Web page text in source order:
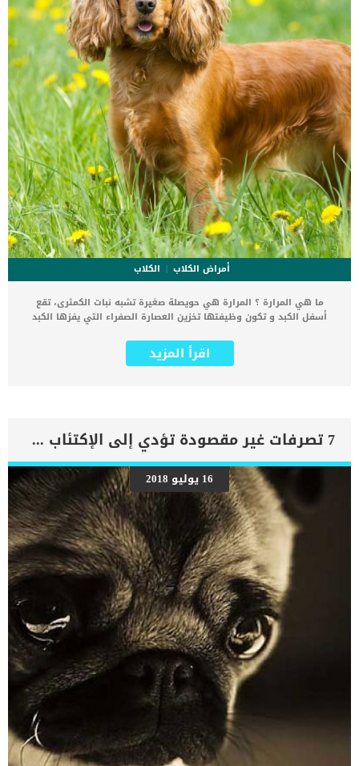
العلاج العشبى, واستخدمة تحت وصاية الطبيب […]
أمراض الكلاب
الكلاب
ما هي المرارة ؟ المرارة هي حويصلة صغيرة تشبه نبات الكمثرى، تقع
أسفل الكبد و تكون وظيفتها تخزين العصارة الصفراء التي يفزها الكبد
أو حصوات المرارة بشكل عام تسبب الانسداد في المرارة، وبالتالي تعيق
قدرة المرارة على تخزين العصارة الصفراوية بكفاءة كاملة. بالإضافة إلى
تكرار المشكلة في الكلاب من أي سلالة. أعراض حصوات المرارة عند
الكلاب مشاكل المرارة في الكلاب قد تكون أحيانا بدون أعراض تماما، لكن
في كثير من الأحيان تظهر بعض الأعراض والتي تكون كالتالي: الحمى
وارتفاع الحرارة. فقدان الشهية. القئ. الجفاف. ألم البطن. اصفرار الجلد.
كثرة التبول وكثرة العطش. التهاب الغشاء البريتوني Peritonitis. أسباب
حصوات المرارة في الكلاب الأسباب تتنوع بين سلالات الكلاب المختلفة،
فقد تكون الأسباب وراثية أو بسبب مشاكل في طريقة تغذية الكلاب،
وكذلك قد تكون بسبب السمنة. نلخص لكم الأسباب كالتالي: مشاكل في
التمثيل الغذائي للدهون (قد تكون مشكلة وراثية). كسل في المرارة. […]
اقرأ المزيد
7 تصرفات غير مقصودة تؤدي إلى الإكتئاب في الكلاب .. احذر منها
16 يوليو 2018